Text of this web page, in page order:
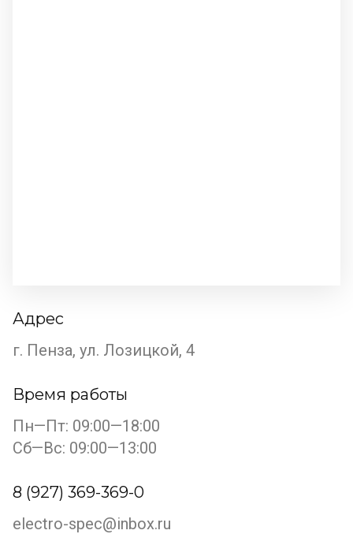
Адрес
г. Пенза, ул. Лозицкой, 4
Время работы
Пн—Пт: 09:00—18:00
Сб—Вс: 09:00—13:00
8 (927) 369-369-0
electro-spec@inbox.ru